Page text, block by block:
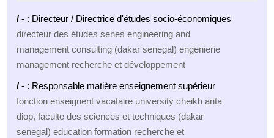
/ - : Directeur / Directrice d'études socio-économiques
directeur des études senes engineering and
management consulting (dakar senegal) engenierie
management recherche et développement
/ - : Responsable matière enseignement supérieur
fonction enseignent vacataire university cheikh anta
diop, faculte des sciences et techniques (dakar
senegal) education formation recherche et